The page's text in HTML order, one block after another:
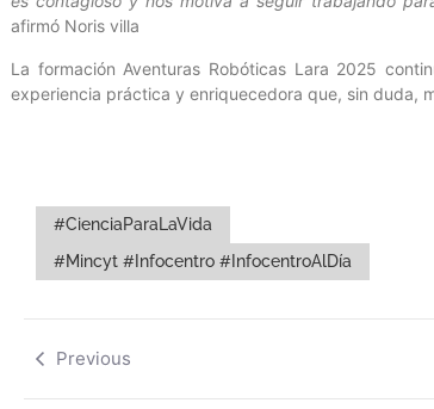
afirmó Noris villa
La formación Aventuras Robóticas Lara 2025
experiencia práctica y enriquecedora que, sin duda,
#CienciaParaLaVida
#Mincyt #Infocentro #InfocentroAlDía
Previous